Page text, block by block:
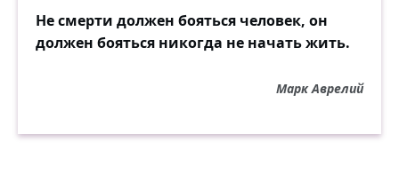
Не смерти должен бояться человек, он
должен бояться никогда не начать жить.
Марк Аврелий